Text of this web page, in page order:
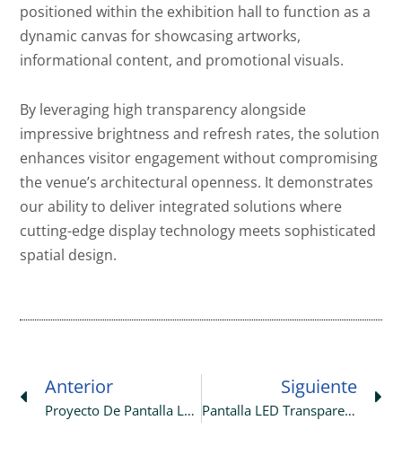
positioned within the exhibition hall to function as a
dynamic canvas for showcasing artworks,
informational content, and promotional visuals.
By leveraging high transparency alongside
impressive brightness and refresh rates, the solution
enhances visitor engagement without compromising
the venue’s architectural openness. It demonstrates
our ability to deliver integrated solutions where
cutting-edge display technology meets sophisticated
spatial design.
Anterior
Proyecto De Pantalla LED Exterior De 36 M² P10.4 En Un Centro Comercial De Alemania
Siguiente
Pantalla LED Transparente De 10 M² P2.6-2.6/P3.9-3.9 Desplegada En Italia